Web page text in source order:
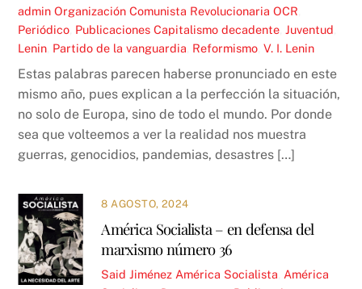
admin Organización Comunista Revolucionaria OCR
Periódico Publicaciones Capitalismo decadente ,Juventud
Lenin Partido de la vanguardia Reformismo ,V. I. Lenin
Estas palabras parecen haberse pronunciado en este
mismo año, pues explican a la perfección la situación,
no solo de Europa, sino de todo el mundo. Por donde
sea que volteemos a ver la realidad nos muestra
guerras, genocidios, pandemias, desastres […]
8 AGOSTO, 2024
América Socialista – en defensa del
marxismo número 36
Said Jiménez América Socialista América